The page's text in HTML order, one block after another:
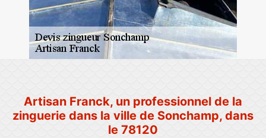
Artisan Franck, un professionnel de la
zinguerie dans la ville de Sonchamp, dans
le 78120